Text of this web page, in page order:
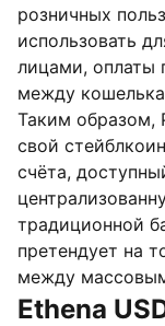
розничных
использовать
лицами, оплаты
между
Таким образом,
свой
счёта,
традиционной
претендует на
между
Ethena